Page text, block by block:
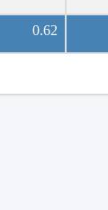
0.62